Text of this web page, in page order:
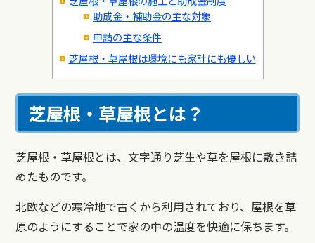
助成金・補助金の主な対象
申請の主な条件
芝屋根・草屋根は環境にも家計にも優しい
芝屋根・草屋根とは？
芝屋根・草屋根とは、文字通り芝生や草を屋根に敷き詰
めたものです。
北欧などの寒冷地で古くから利用されており、屋根を草
原のようにすることで家の中の温度を快適に保ちます。